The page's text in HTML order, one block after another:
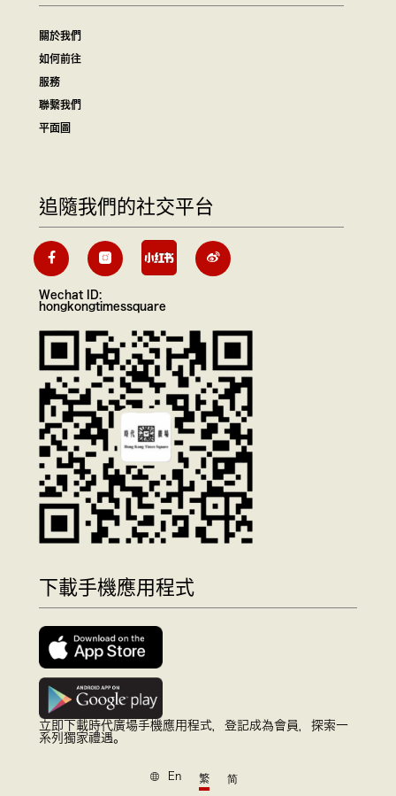
關於我們
如何前往
服務
聯繫我們
平面圖
追隨我們的社交平台
Wechat ID:
hongkongtimessquare
下載手機應用程式
立即下載時代廣場手機應用程式，登記成為會員，探索一
系列獨家禮遇。
En 繁 简